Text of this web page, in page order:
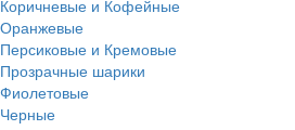
Коричневые и Кофейные
Оранжевые
Персиковые и Кремовые
Прозрачные шарики
Фиолетовые
Черные